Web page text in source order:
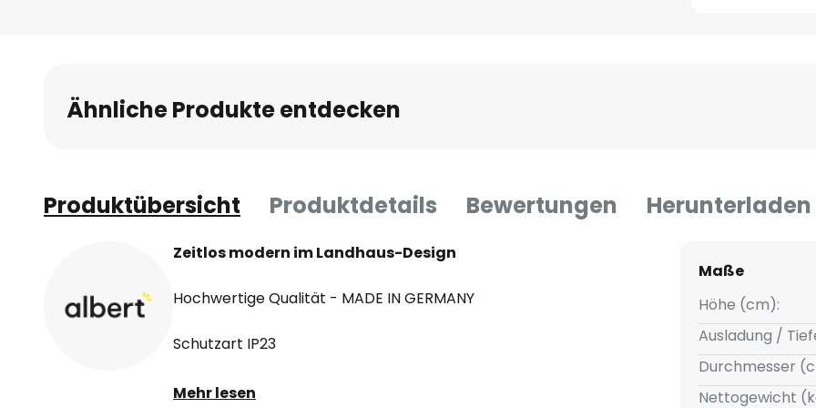
Ähnliche Produkte entdecken
Produktübersicht Produktdetails Bewertungen Herunterladen
Zeitlos modern im Landhaus-Design
Hochwertige Qualität - MADE IN GERMANY
Schutzart IP23
Lieferung inklusive Montageplatte
Mehr lesen
Maße
Höhe (cm):
Ausladung /
Durchmesser
Nettogewicht